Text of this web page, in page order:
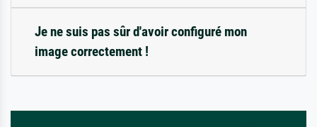
Je ne suis pas sûr d'avoir configuré mon
image correctement !